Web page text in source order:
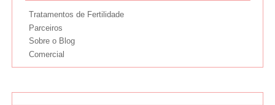
Tratamentos de Fertilidade
Parceiros
Sobre o Blog
Comercial